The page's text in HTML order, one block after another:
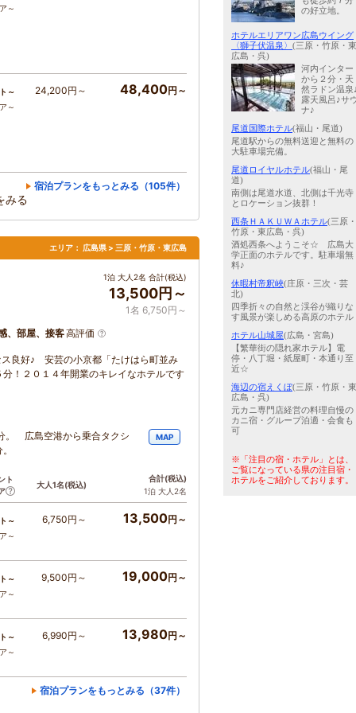
～
～
～
24,200円～ 48,400円～
宿泊プランをもっとみる（105件）
みる
エリア： 広島県 > 三原・竹原・東広島
1泊 大人2名 合計(税込)
13,500円～
1名 6,750円～
、部屋、接客高評価
良好♪ 安芸の小京都「たけはら町並み
！２０１４年開業のキレイなホテルです
。 広島空港から乗合タクシ
MAP
ト
大人1名(税込)
合計(税込)
1泊 大人2名
～
～
6,750円～ 13,500円～
～
～
9,500円～ 19,000円～
～
～
6,990円～ 13,980円～
宿泊プランをもっとみる（37件）
の好立地。
ホテルエリアワン広島ウイング
〈獅子伏温泉〉 (三原・竹原・東
広島・呉)
河内インター
から２分・天
然ラドン温泉
露天風呂♪サ
ナ♪
尾道国際ホテル(福山・尾道)
尾道駅からの無料送迎と無料の
大駐車場完備。
尾道ロイヤルホテル(福山・尾
道)
南側は尾道水道、北側は千光寺
とロケーション抜群！
西条ＨＡＫＵＷＡホテル(三原・
竹原・東広島・呉)
酒処西条へようこそ☆ 広島大
学正面のホテルです。駐車場無
料♪
休暇村帝釈峽(庄原・三次・芸
北)
四季折々の自然と渓谷が織りな
す風景が楽しめる高原のホテル
ホテル山城屋(広島・宮島)
【繁華街の隠れ家ホテル】電
停・八丁堀・紙屋町・本通り至
近☆
海辺の宿えくぼ(三原・竹原・東
広島・呉)
元カニ専門店経営の料理自慢の
カニ宿・グループ泊適・会食も
可
※「注目の宿・ホテル」とは、
ご覧になっている県の注目宿・
ホテルをご紹介しております。